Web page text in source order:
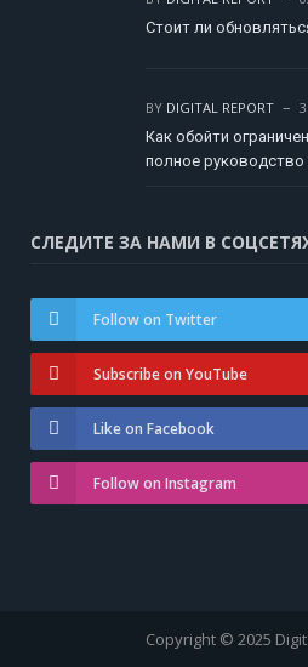
Стоит ли
BY DIGITAL REPORT
Как обойти
полное руководство
СЛЕДИТЕ ЗА НАМИ В
Follow on Twitter
Subscribe on YouTube
Like on Facebook
Follow on Instagram
Copyright © 2025